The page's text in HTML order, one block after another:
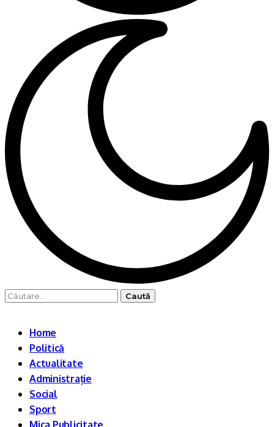
Caută
Home
Politică
Actualitate
Administrație
Social
Sport